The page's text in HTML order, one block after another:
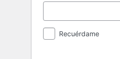
Recuérdame